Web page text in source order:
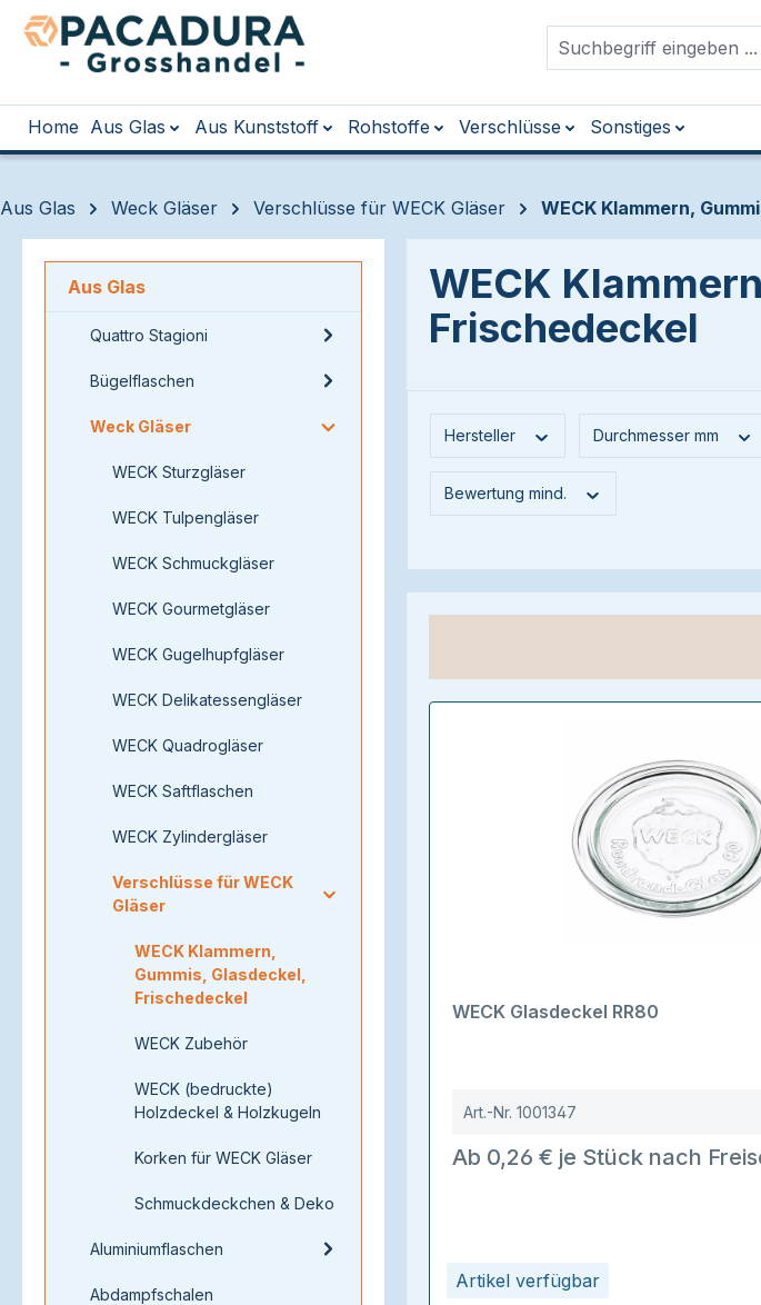
Hauptinhalt springen
Zur Suche springen
Zur Hauptnavigation springen
Home Aus Glas Aus Kunststoff Rohstoffe Verschlüsse Sonstiges
Aus Glas Weck Gläser Verschlüsse für WECK Gläser WECK Klammern,
Aus Glas
Quattro Stagioni
Bügelflaschen
Weck Gläser
WECK Sturzgläser
WECK Tulpengläser
WECK Schmuckgläser
WECK Gourmetgläser
WECK Gugelhupfgläser
WECK Delikatessengläser
WECK Quadrogläser
WECK Saftflaschen
WECK Zylindergläser
Verschlüsse für WECK
Gläser
WECK Klammern,
Gummis, Glasdeckel,
Frischedeckel
WECK Zubehör
WECK (bedruckte)
Holzdeckel & Holzkugeln
Korken für WECK Gläser
Schmuckdeckchen & Deko
Aluminiumflaschen
Abdampfschalen
WECK
Frischedeckel
Hersteller Durchmesser mm
Bewertung mind.
Artikel verfügbar
WECK Glasdeckel RR80
Art.-Nr. 1001347
Ab 0,26 € je Stück nach